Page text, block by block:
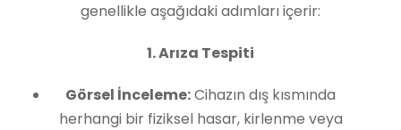
genellikle aşağıdaki adımları içerir:
1. Arıza Tespiti
Görsel İnceleme:Cihazın dış kısmında
herhangi bir fiziksel hasar, kirlenme veya